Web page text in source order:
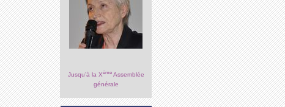
Jusqu’à la XèmeAssemblée
générale